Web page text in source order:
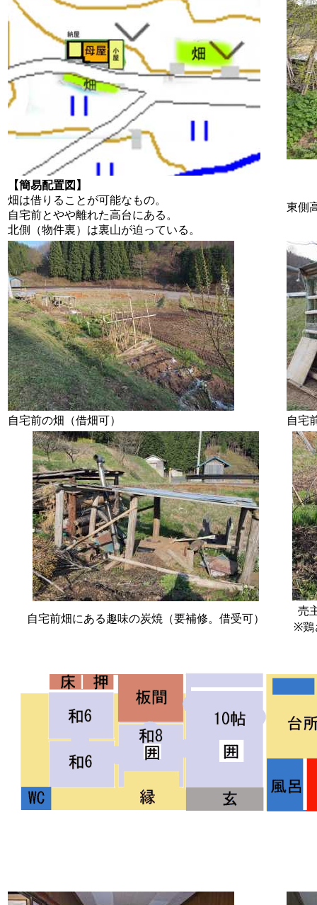
【簡易配置図】
畑は借りることが可能なもの。
自宅前とやや離れた高台にある。
北側（物件裏）は裏山が迫っている。
東側
自宅前の畑（借畑可） 自宅
自宅前畑にある趣味の炭焼（要補修。借受可）
売
※鶏